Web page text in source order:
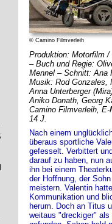
© Camino Filmverleih
Produktion: Motorfilm
– Buch und Regie:
Mennel – Schnitt: Ana
Musik: Rod Gonzales,
Anna Unterberger
Aniko Donath, Georg
Camino Filmverleih,
14 J.
Nach einem
überaus sportliche
gefesselt. Verbittert
darauf zu haben, nun
ihn bei einem
der Hoffnung, der
meistern. Valentin
Kommunikation und
herum. Doch an Titus
weitaus "dreckiger"